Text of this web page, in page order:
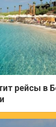
рейсы в